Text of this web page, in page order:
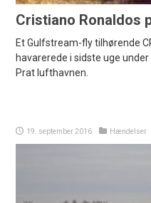
Cristiano Ronaldos
Et Gulfstream-fly tilhørende
havarerede i sidste uge
Prat lufthavnen.
19. september 2016 Hændelser